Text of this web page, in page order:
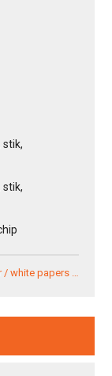
stik,
stik,
/ white papers …